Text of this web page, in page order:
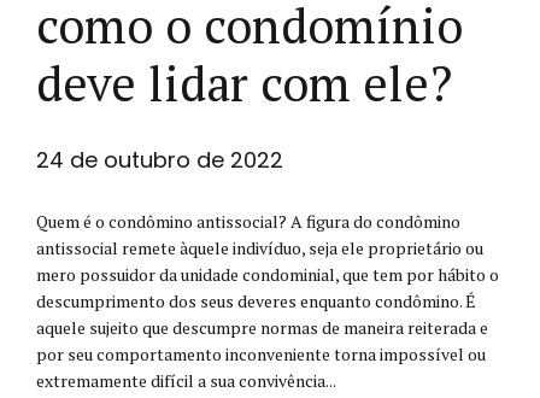
como o condomínio
deve lidar com ele?
24 de outubro de 2022
Quem é o condômino antissocial? A figura do condômino
antissocial remete àquele indivíduo, seja ele proprietário ou
mero possuidor da unidade condominial, que tem por hábito o
descumprimento dos seus deveres enquanto condômino. É
aquele sujeito que descumpre normas de maneira reiterada e
por seu comportamento inconveniente torna impossível ou
extremamente difícil a sua convivência...